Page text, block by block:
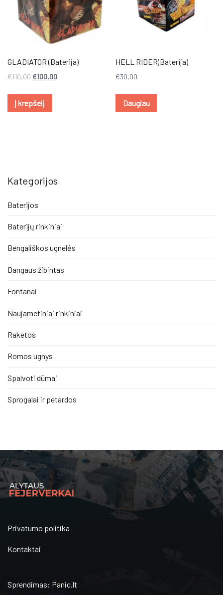
GLADIATOR (Baterija)
€110,00 €100,00
Į krepšelį
HELL RIDER(Baterija)
€30,00
Daugiau
Kategorijos
Baterijos
Baterijų rinkiniai
Bengališkos ugnelės
Dangaus žibintas
Fontanai
Naujametiniai rinkiniai
Raketos
Romos ugnys
Spalvoti dūmai
Sprogalai ir petardos
Privatumo politika
Kontaktai
Sprendimas: Panic.lt